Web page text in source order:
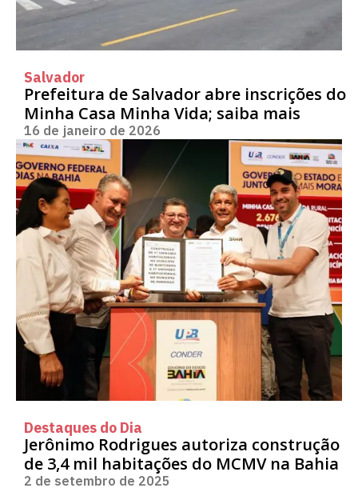
Salvador
Prefeitura de Salvador abre inscrições do
Minha Casa Minha Vida; saiba mais
16 de janeiro de 2026
Destaques do Dia
Jerônimo Rodrigues autoriza construção
de 3,4 mil habitações do MCMV na Bahia
2 de setembro de 2025